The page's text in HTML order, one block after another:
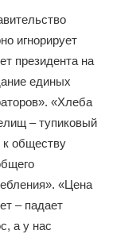
игнорирует
президента на
единых
«Хлеба
– тупиковый
к обществу
«Цена
– падает
а у нас